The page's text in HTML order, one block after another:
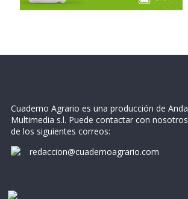
Cuaderno Agrario es una producción de
Multimedia s.l. Puede contactar con
de los siguientes correos:
redaccion@cuadernoagrario.com